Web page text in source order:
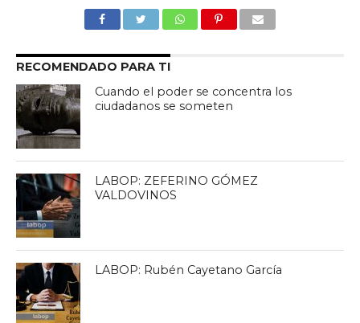
RECOMENDADO PARA TI
Cuando el poder se concentra los
ciudadanos se someten
LABOP: ZEFERINO GÓMEZ
VALDOVINOS
LABOP: Rubén Cayetano García